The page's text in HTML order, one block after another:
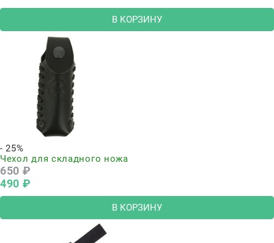
В КОРЗИНУ
- 25%
Чехол для складного ножа
650 ₽
490 ₽
В КОРЗИНУ